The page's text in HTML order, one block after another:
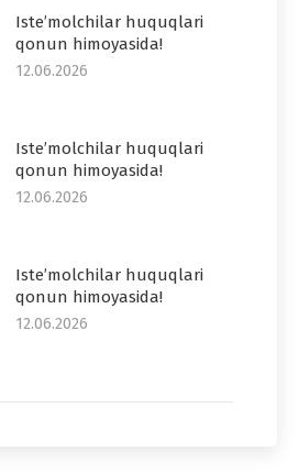
Iste’molchilar huquqlari
qonun himoyasida!
12.06.2026
Iste’molchilar huquqlari
qonun himoyasida!
12.06.2026
Iste’molchilar huquqlari
qonun himoyasida!
12.06.2026